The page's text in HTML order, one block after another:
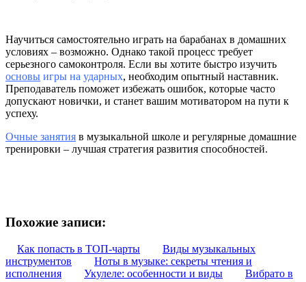
Научиться самостоятельно играть на барабанах в домашних
условиях – возможно. Однако такой процесс требует
серьезного самоконтроля. Если вы хотите быстро изучить
основы игры на ударных, необходим опытный наставник.
Преподаватель поможет избежать ошибок, которые часто
допускают новички, и станет вашим мотиватором на пути к
успеху.
Очные занятия в музыкальной школе и регулярные домашние
тренировки – лучшая стратегия развития способностей.
Похожие записи:
Как попасть в ТОП-чарты
Виды музыкальных
инструментов
Ноты в музыке: секреты чтения и
исполнения
Укулеле: особенности и виды
Вибрато в